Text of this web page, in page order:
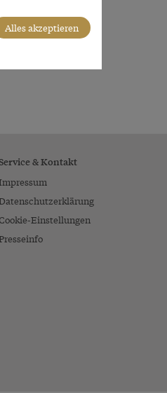
& Kontakt
Einstellungen
Alles akzeptieren